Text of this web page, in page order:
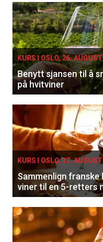
KURS I OSLO, 26. AUGUST
Benytt sjansen til å
på hvitviner
KURS I OSLO, 27. AUGUST
Sammenlign franske
viner til en 5-retters